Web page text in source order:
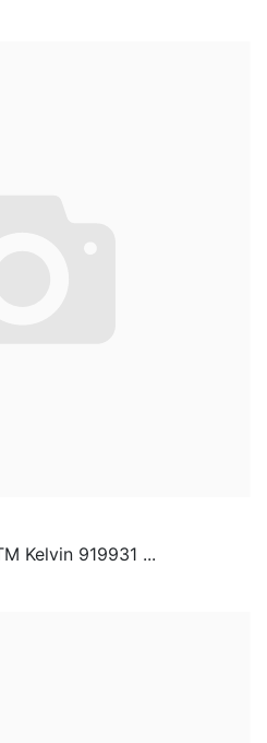
Kelvin 919931 ...